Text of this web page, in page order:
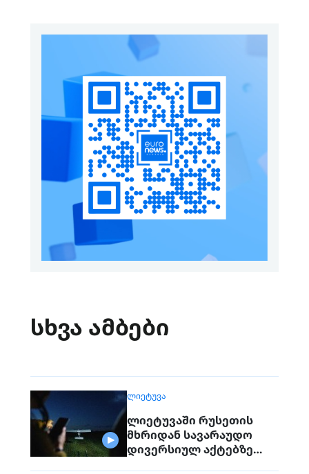
სხვა ამბები
ᲚᲘᲔᲢᲣᲕᲐ
ლიეტუვაში რუსეთის
მხრიდან სავარაუდო
დივერსიულ აქტებზე